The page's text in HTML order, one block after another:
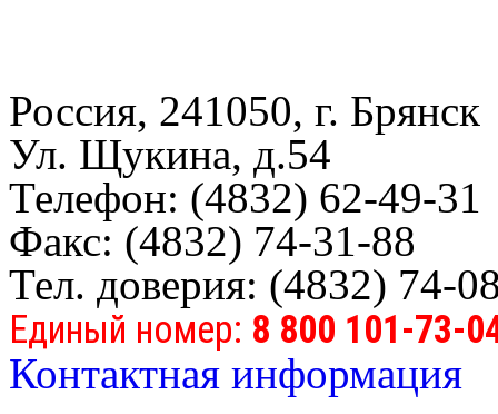
Россия, 241050, г. Брянск
Ул. Щукина, д.54
Телефон: (4832) 62-49-31
Факс: (4832) 74-31-88
Тел. доверия: (4832) 74-
Единый номер: 8 800 101-73-
Контактная информация